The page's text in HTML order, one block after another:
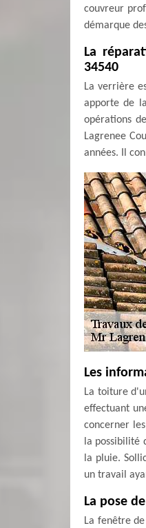
couvreur
démarque
La
34540
La verrière
apporte de
opérations
Lagrenee
années. Il
Les
La toiture
effectuant
concerner
la possibilité
la pluie.
un travail
La pose
La fenêtre